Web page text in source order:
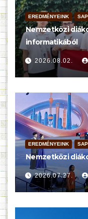
EREDMÉNYEINK
Nemzetközi
informatikából
2026.08.02.
EREDMÉNYEINK
Nemzetközi
2026.07.27.